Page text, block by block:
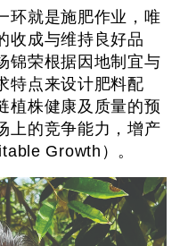
环就是施肥作业，唯
收成与维持良好品
锦荣根据因地制宜与
特点来设计肥料配
植株健康及质量的预
上的竞争能力，增产
Growth）。